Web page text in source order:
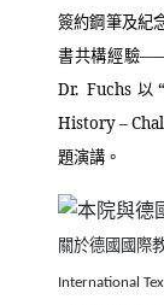
簽約鋼筆及紀
書共構經驗
Dr. Fuchs 以
History –
題演講。
關於德國國際
International